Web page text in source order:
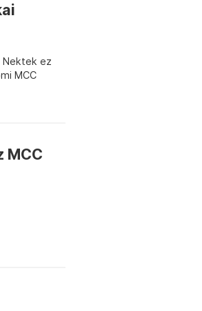
Nektek ez
MCC
MCC